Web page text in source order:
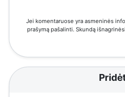
Jei komentaruose yra asmeninės
prašymą pašalinti. Skundą